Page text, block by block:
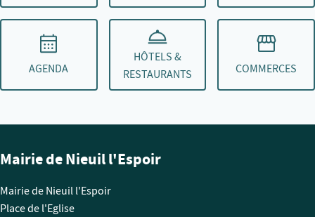
AGENDA
HÔTELS &
RESTAURANTS
COMMERCES
Mairie de Nieuil l'Espoir
Mairie de Nieuil l'Espoir
Place de l'Eglise